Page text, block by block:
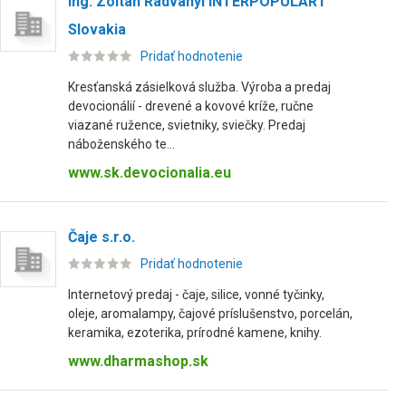
Slovakia
Pridať hodnotenie
Kresťanská zásielková služba. Výroba a predaj
devocionálií - drevené a kovové kríže, ručne
viazané ružence, svietniky, sviečky. Predaj
náboženského te...
www.sk.devocionalia.eu
Čaje s.r.o.
Pridať hodnotenie
Internetový predaj - čaje, silice, vonné tyčinky,
oleje, aromalampy, čajové príslušenstvo, porcelán,
keramika, ezoterika, prírodné kamene, knihy.
www.dharmashop.sk